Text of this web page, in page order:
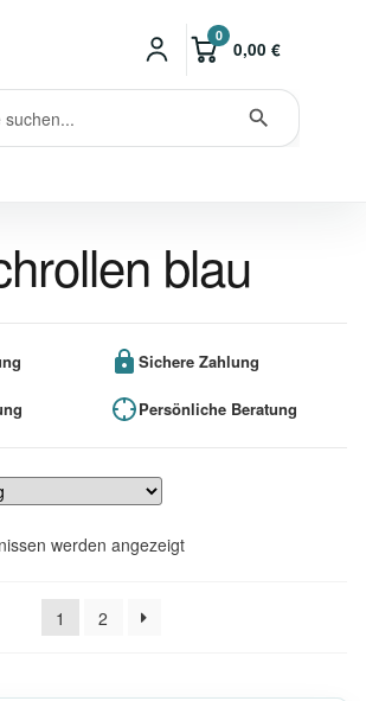
0
0,00 €
blau
Sichere Zahlung
Persönliche Beratung
werden angezeigt
1 2